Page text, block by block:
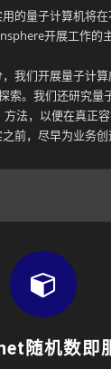
的量子计算机将
开展工作的
我们开展量子计
索。我们还研究量
方法，以便在真正
前，尽早为业务创
随机数即